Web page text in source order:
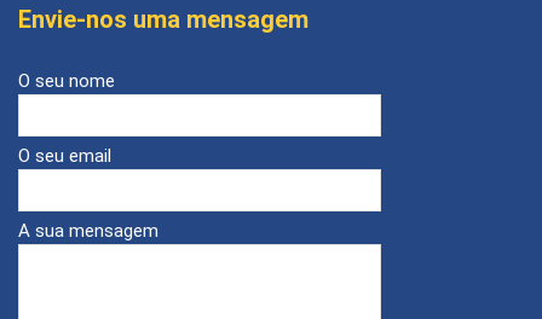
Envie-nos uma mensagem
O seu nome
O seu email
A sua mensagem